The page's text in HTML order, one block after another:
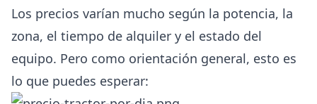
Los precios varían mucho según la potencia, la
zona, el tiempo de alquiler y el estado del
equipo. Pero como orientación general, esto es
lo que puedes esperar: